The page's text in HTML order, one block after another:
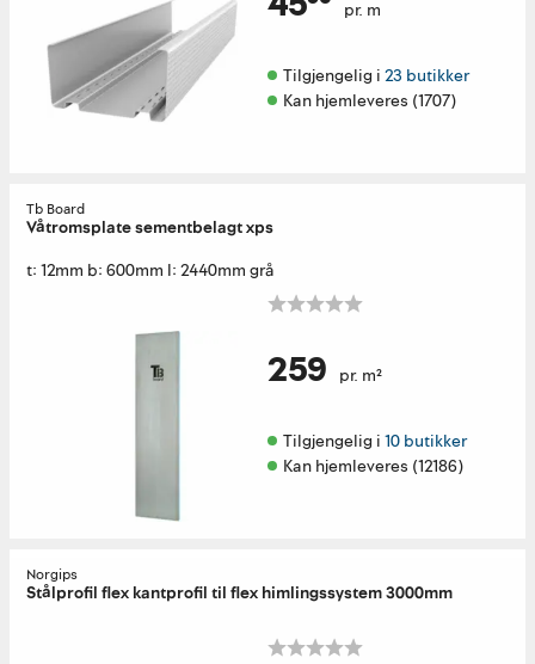
pr. m
Tilgjengelig i 23 butikker
Kan hjemleveres (1707)
Tb Board
Våtromsplate sementbelagt xps
t: 12mm b: 600mm l: 2440mm grå
259 pr. m²
Tilgjengelig i 10 butikker
Kan hjemleveres (12186)
Norgips
Stålprofil flex kantprofil til flex himlingssystem 3000mm